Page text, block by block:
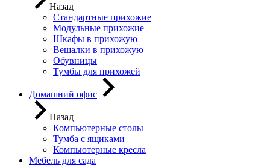
Назад
Стандартные прихожие
Модульные прихожие
Шкафы в прихожую
Вешалки в прихожую
Обувницы
Тумбы для прихожей
Домашний офис
Назад
Компьютерные столы
Тумба с ящиками
Компьютерные кресла
Мебель для сада